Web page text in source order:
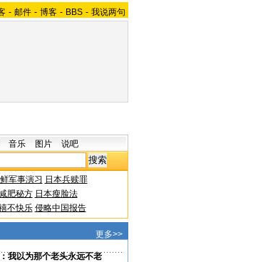
- 邮件 - 博客 - BBS - 我说两句
音乐 图片 说吧
军事演习 日本兵赎罪
肥秘方 日本瘦脸法
不快乐 侵略中国报告
更多>>
我以为那个老头永远不老